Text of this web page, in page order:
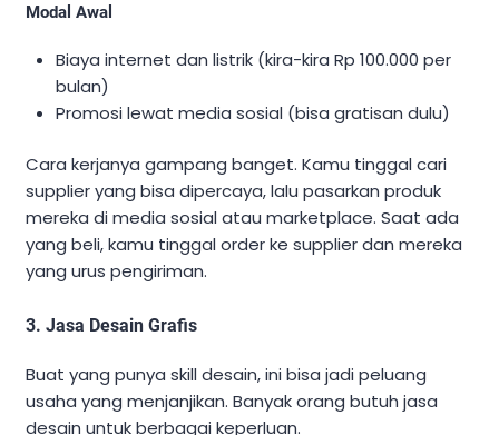
Modal Awal
Biaya internet dan listrik (kira-kira Rp 100.000 per
bulan)
Promosi lewat media sosial (bisa gratisan dulu)
Cara kerjanya gampang banget. Kamu tinggal cari
supplier yang bisa dipercaya, lalu pasarkan produk
mereka di media sosial atau marketplace. Saat ada
yang beli, kamu tinggal order ke supplier dan mereka
yang urus pengiriman.
3. Jasa Desain Grafis
Buat yang punya skill desain, ini bisa jadi peluang
usaha yang menjanjikan. Banyak orang butuh jasa
desain untuk berbagai keperluan.